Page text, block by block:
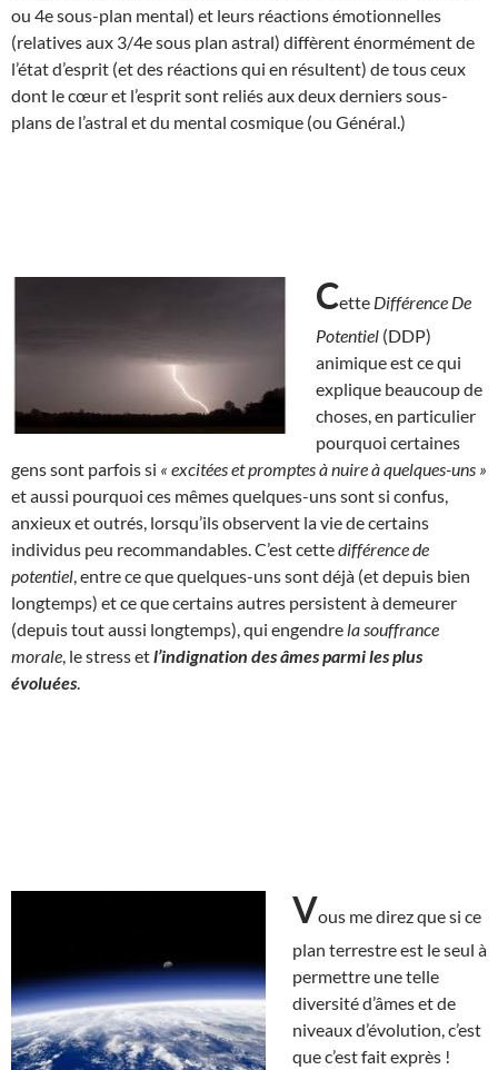
ou 4e sous-plan mental) et leurs réactions émotionnelles
(relatives aux 3/4e sous plan astral) diffèrent énormément de
l’état d’esprit (et des réactions qui en résultent) de tous ceux
dont le cœur et l’esprit sont reliés aux deux derniers sous-
plans de l’astral et du mental cosmique (ou Général.)
Cette Différence De
Potentiel (DDP)
animique est ce qui
explique beaucoup de
choses, en particulier
pourquoi certaines
gens sont parfois si « excitées et promptes à nuire à quelques-uns »
et aussi pourquoi ces mêmes quelques-uns sont si confus,
anxieux et outrés, lorsqu’ils observent la vie de certains
individus peu recommandables. C’est cettedifférence de
potentiel , entre ce que quelques-uns sont déjà (et depuis bien
longtemps) et ce que certains autres persistent à demeurer
(depuis tout aussi longtemps), qui engendre la souffrance
morale , le stress etl’indignation des âmes parmi les plus
évoluées
Vous me direz que si ce
plan terrestre est le seul à
permettre une telle
diversité d’âmes et de
niveaux d’évolution, c’est
que c’est fait exprès !